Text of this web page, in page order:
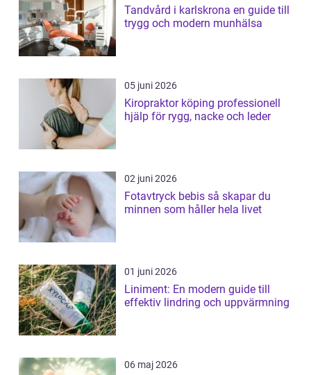
Tandvård i karlskrona en guide till
trygg och modern munhälsa
05 juni 2026
Kiropraktor köping professionell
hjälp för rygg, nacke och leder
02 juni 2026
Fotavtryck bebis så skapar du
minnen som håller hela livet
01 juni 2026
Liniment: En modern guide till
effektiv lindring och uppvärmning
06 maj 2026